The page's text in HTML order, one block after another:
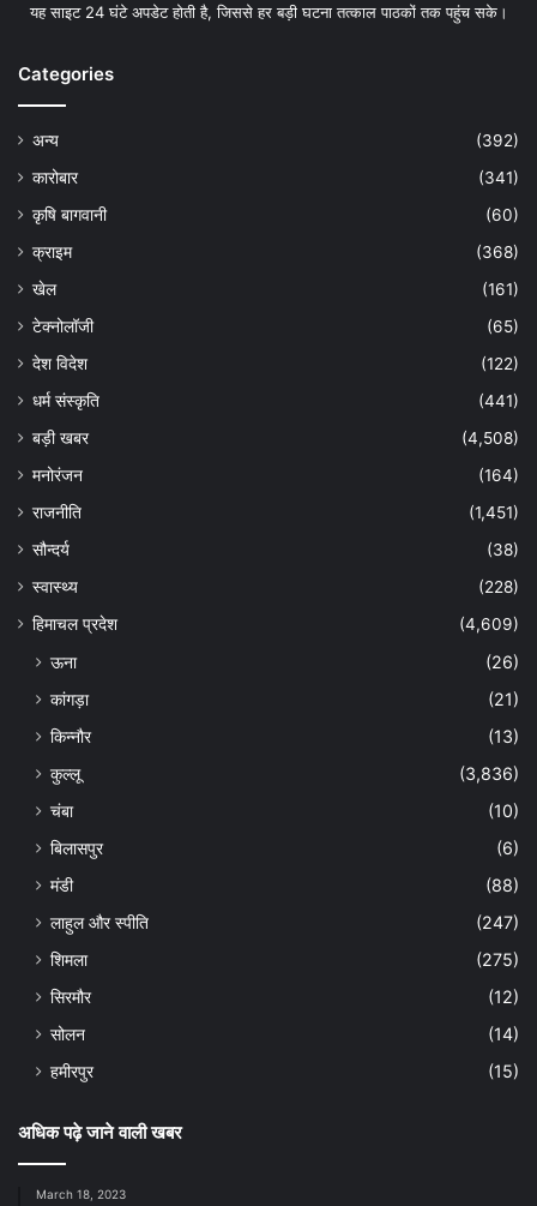
यह साइट 24 घंटे अपडेट होती है, जिससे हर बड़ी घटना तत्काल पाठकों तक पहुंच सके।
Categories
अन्य
(392)
कारोबार
(341)
कृषि बागवानी
(60)
क्राइम
(368)
खेल
(161)
टेक्नोलॉजी
(65)
देश विदेश
(122)
धर्म संस्कृति
(441)
बड़ी खबर
(4,508)
मनोरंजन
(164)
राजनीति
(1,451)
सौन्दर्य
(38)
स्वास्थ्य
(228)
हिमाचल प्रदेश
(4,609)
ऊना
(26)
कांगड़ा
(21)
किन्नौर
(13)
कुल्लू
(3,836)
चंबा
(10)
बिलासपुर
(6)
मंडी
(88)
लाहुल और स्पीति
(247)
शिमला
(275)
सिरमौर
(12)
सोलन
(14)
हमीरपुर
(15)
अधिक पढ़े जाने वाली खबर
March 18, 2023